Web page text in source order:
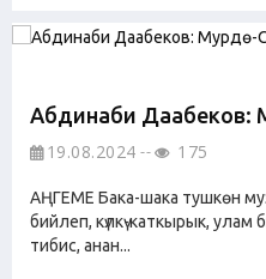
Абдинаби Даабеков:
19.08.2024 175
АҢГЕМЕ Бака-шака тушкөн
бийлеп, күлкү-каткырык, улам
тибис, анан...